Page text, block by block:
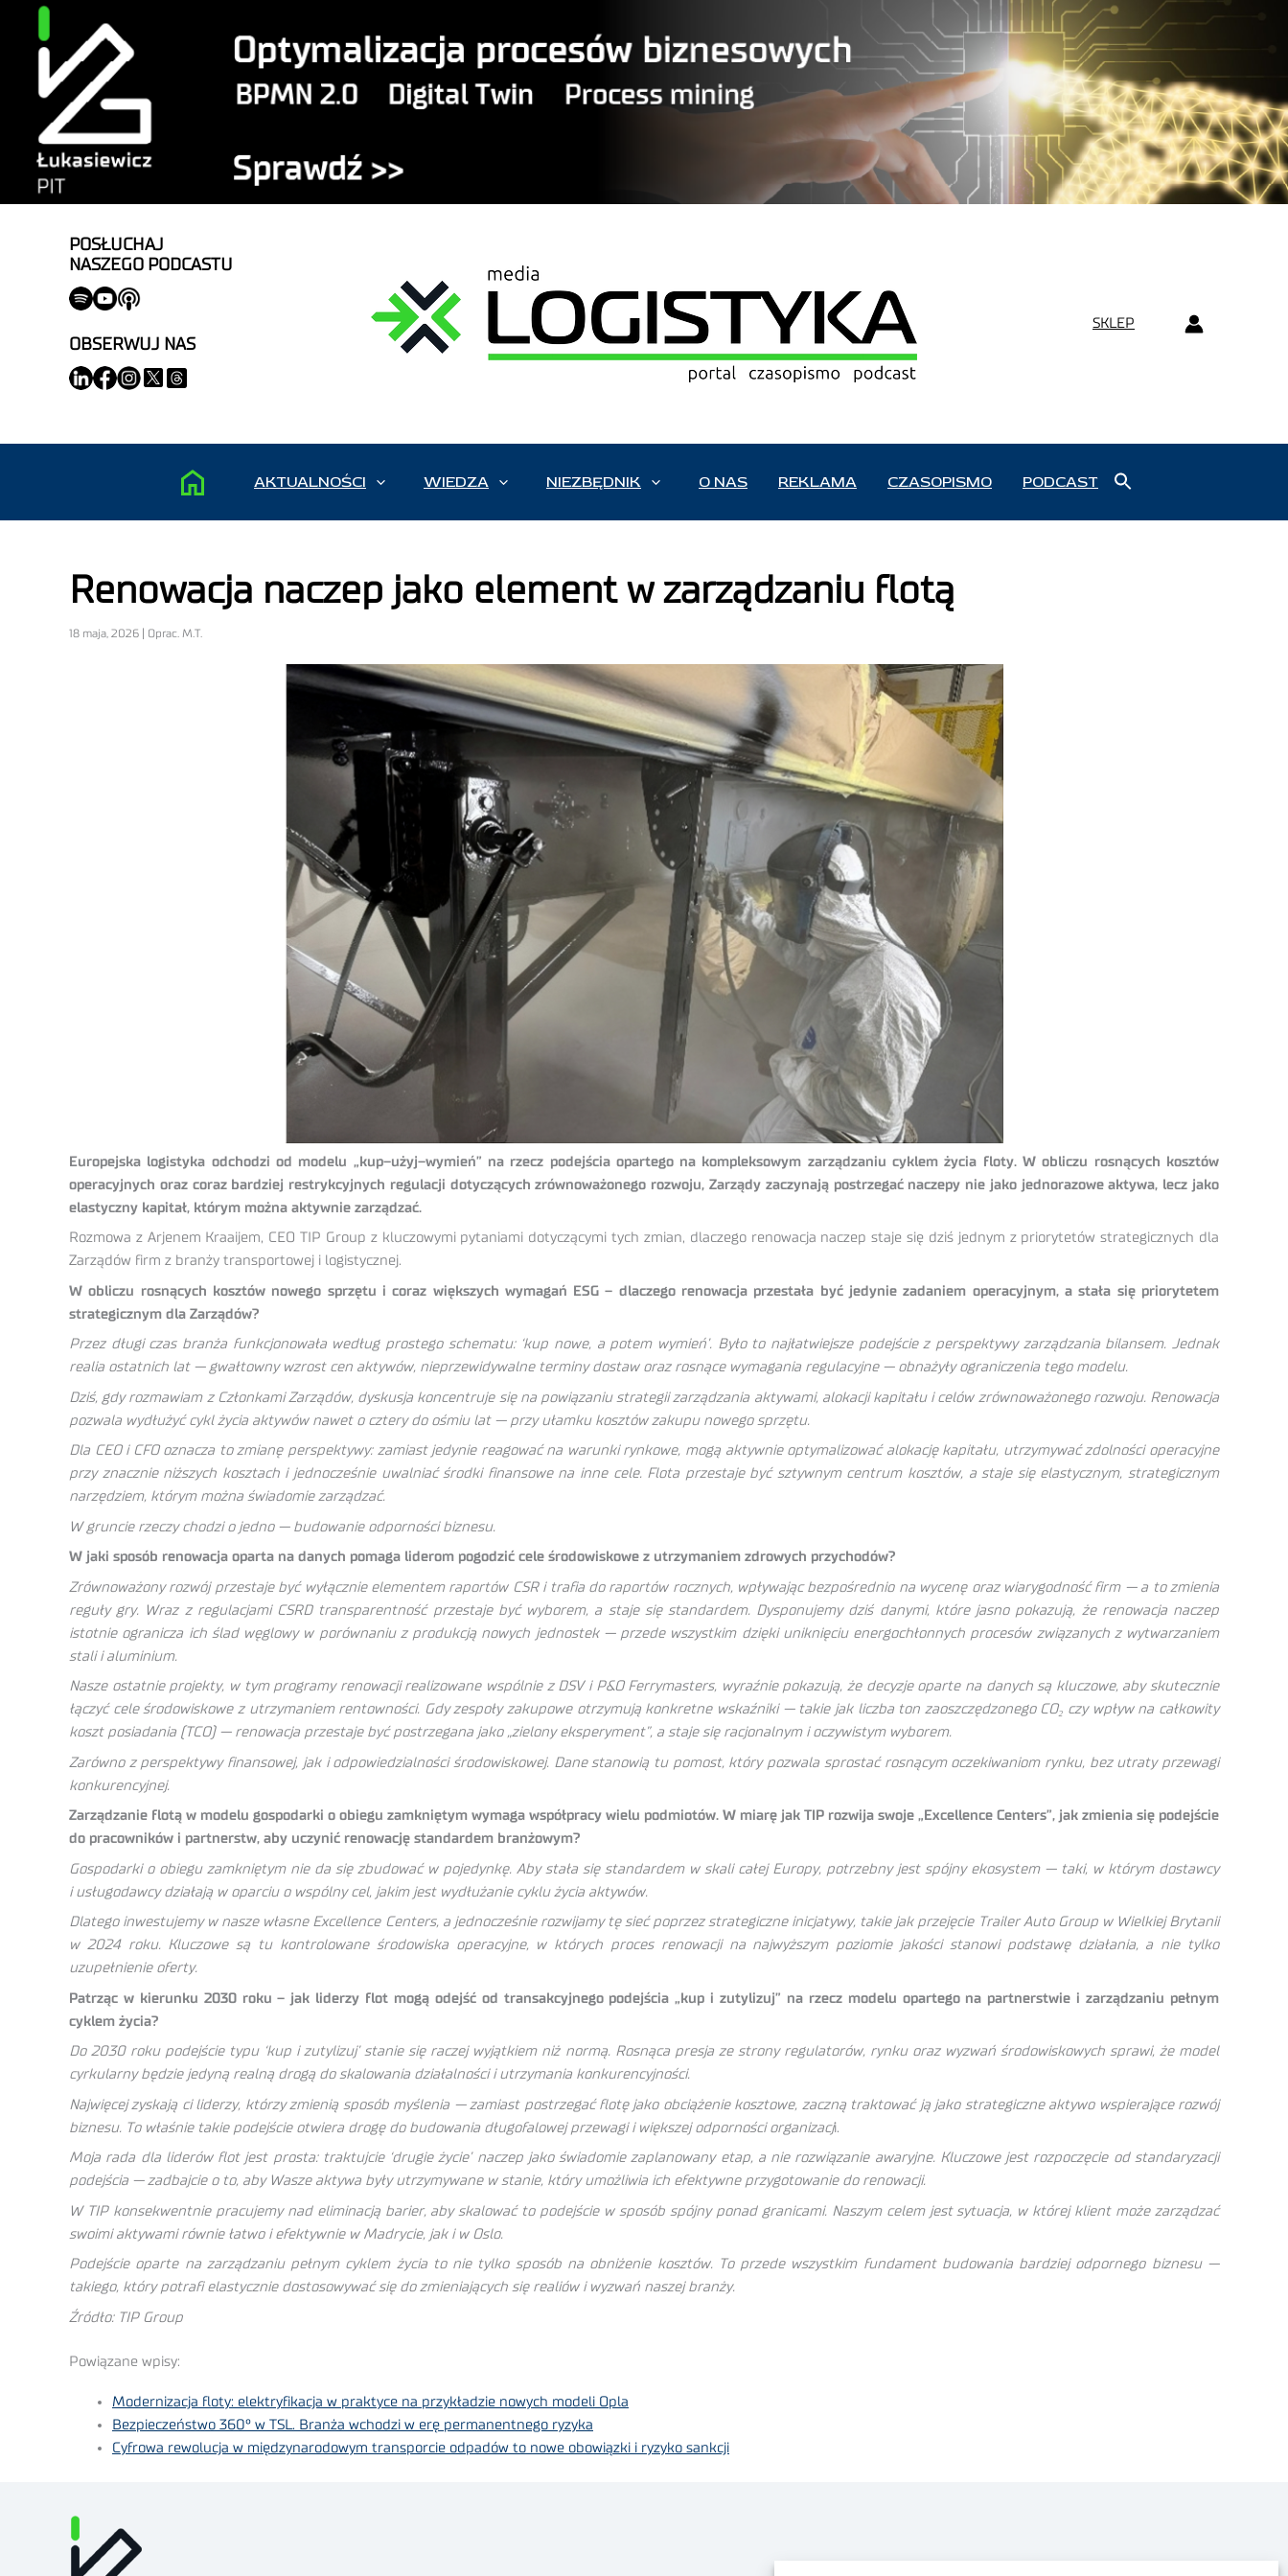
POSŁUCHAJ
NASZEGO PODCASTU
OBSERWUJ NAS
SKLEP
AKTUALNOŚCI WIEDZA NIEZBĘDNIK O NAS REKLAMA CZASOPISMO PODCAST
Renowacja naczep jako element w zarządzaniu flotą
18 maja, 2026 | Oprac. M.T.
Europejska logistyka odchodzi od modelu „kup–użyj–wymień” na rzecz podejścia opartego na kompleksowym zarządzaniu cyklem życia floty. W obliczu rosnących kosztów
operacyjnych oraz coraz bardziej restrykcyjnych regulacji dotyczących zrównoważonego rozwoju, Zarządy zaczynają postrzegać naczepy nie jako jednorazowe aktywa, lecz jako
elastyczny kapitał, którym można aktywnie zarządzać.
Rozmowa z Arjenem Kraaijem, CEO TIP Group z kluczowymi pytaniami dotyczącymi tych zmian, dlaczego renowacja naczep staje się dziś jednym z priorytetów strategicznych dla
Zarządów firm z branży transportowej i logistycznej.
W obliczu rosnących kosztów nowego sprzętu i coraz większych wymagań ESG – dlaczego renowacja przestała być jedynie zadaniem operacyjnym, a stała się priorytetem
strategicznym dla Zarządów?
Przez długi czas branża funkcjonowała według prostego schematu: ‘kup nowe, a potem wymień’. Było to najłatwiejsze podejście z perspektywy zarządzania bilansem. Jednak
realia ostatnich lat — gwałtowny wzrost cen aktywów, nieprzewidywalne terminy dostaw oraz rosnące wymagania regulacyjne — obnażyły ograniczenia tego modelu.
Dziś, gdy rozmawiam z Członkami Zarządów, dyskusja koncentruje się na powiązaniu strategii zarządzania aktywami, alokacji kapitału i celów zrównoważonego rozwoju. Renowacja
pozwala wydłużyć cykl życia aktywów nawet o cztery do ośmiu lat — przy ułamku kosztów zakupu nowego sprzętu.
Dla CEO i CFO oznacza to zmianę perspektywy: zamiast jedynie reagować na warunki rynkowe, mogą aktywnie optymalizować alokację kapitału, utrzymywać zdolności operacyjne
przy znacznie niższych kosztach i jednocześnie uwalniać środki finansowe na inne cele. Flota przestaje być sztywnym centrum kosztów, a staje się elastycznym, strategicznym
narzędziem, którym można świadomie zarządzać.
W gruncie rzeczy chodzi o jedno — budowanie odporności biznesu.
W jaki sposób renowacja oparta na danych pomaga liderom pogodzić cele środowiskowe z utrzymaniem zdrowych przychodów?
Zrównoważony rozwój przestaje być wyłącznie elementem raportów CSR i trafia do raportów rocznych, wpływając bezpośrednio na wycenę oraz wiarygodność firm — a to zmienia
reguły gry. Wraz z regulacjami CSRD transparentność przestaje być wyborem, a staje się standardem. Dysponujemy dziś danymi, które jasno pokazują, że renowacja naczep
istotnie ogranicza ich ślad węglowy w porównaniu z produkcją nowych jednostek — przede wszystkim dzięki uniknięciu energochłonnych procesów związanych z wytwarzaniem
stali i aluminium.
Nasze ostatnie projekty, w tym programy renowacji realizowane wspólnie z DSV i P&O Ferrymasters, wyraźnie pokazują, że decyzje oparte na danych są kluczowe, aby skutecznie
łączyć cele środowiskowe z utrzymaniem rentowności. Gdy zespoły zakupowe otrzymują konkretne wskaźniki — takie jak liczba ton zaoszczędzonego CO₂ czy wpływ na całkowity
koszt posiadania (TCO) — renowacja przestaje być postrzegana jako „zielony eksperyment”, a staje się racjonalnym i oczywistym wyborem.
Zarówno z perspektywy finansowej, jak i odpowiedzialności środowiskowej. Dane stanowią tu pomost, który pozwala sprostać rosnącym oczekiwaniom rynku, bez utraty przewagi
konkurencyjnej.
Zarządzanie flotą w modelu gospodarki o obiegu zamkniętym wymaga współpracy wielu podmiotów. W miarę jak TIP rozwija swoje „Excellence Centers”, jak zmienia się podejście
do pracowników i partnerstw, aby uczynić renowację standardem branżowym?
Gospodarki o obiegu zamkniętym nie da się zbudować w pojedynkę. Aby stała się standardem w skali całej Europy, potrzebny jest spójny ekosystem — taki, w którym dostawcy
i usługodawcy działają w oparciu o wspólny cel, jakim jest wydłużanie cyklu życia aktywów.
Dlatego inwestujemy w nasze własne Excellence Centers, a jednocześnie rozwijamy tę sieć poprzez strategiczne inicjatywy, takie jak przejęcie Trailer Auto Group w Wielkiej Brytanii
w 2024 roku. Kluczowe są tu kontrolowane środowiska operacyjne, w których proces renowacji na najwyższym poziomie jakości stanowi podstawę działania, a nie tylko
uzupełnienie oferty.
Patrząc w kierunku 2030 roku – jak liderzy flot mogą odejść od transakcyjnego podejścia „kup i zutylizuj” na rzecz modelu opartego na partnerstwie i zarządzaniu pełnym
cyklem życia?
Do 2030 roku podejście typu ‘kup i zutylizuj’ stanie się raczej wyjątkiem niż normą. Rosnąca presja ze strony regulatorów, rynku oraz wyzwań środowiskowych sprawi, że model
cyrkularny będzie jedyną realną drogą do skalowania działalności i utrzymania konkurencyjności.
Najwięcej zyskają ci liderzy, którzy zmienią sposób myślenia — zamiast postrzegać flotę jako obciążenie kosztowe, zaczną traktować ją jako strategiczne aktywo wspierające rozwój
biznesu. To właśnie takie podejście otwiera drogę do budowania długofalowej przewagi i większej odporności organizacji.
Moja rada dla liderów flot jest prosta: traktujcie ‘drugie życie’ naczep jako świadomie zaplanowany etap, a nie rozwiązanie awaryjne. Kluczowe jest rozpoczęcie od standaryzacji
podejścia — zadbajcie o to, aby Wasze aktywa były utrzymywane w stanie, który umożliwia ich efektywne przygotowanie do renowacji.
W TIP konsekwentnie pracujemy nad eliminacją barier, aby skalować to podejście w sposób spójny ponad granicami. Naszym celem jest sytuacja, w której klient może zarządzać
swoimi aktywami równie łatwo i efektywnie w Madrycie, jak i w Oslo.
Podejście oparte na zarządzaniu pełnym cyklem życia to nie tylko sposób na obniżenie kosztów. To przede wszystkim fundament budowania bardziej odpornego biznesu —
takiego, który potrafi elastycznie dostosowywać się do zmieniających się realiów i wyzwań naszej branży.
Źródło: TIP Group
Powiązane wpisy:
Modernizacja floty: elektryfikacja w praktyce na przykładzie nowych modeli Opla
Bezpieczeństwo 360° w TSL. Branża wchodzi w erę permanentnego ryzyka
Cyfrowa rewolucja w międzynarodowym transporcie odpadów to nowe obowiązki i ryzyko sankcji